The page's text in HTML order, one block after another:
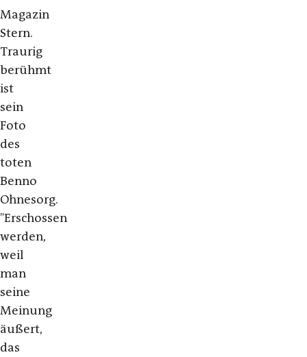
Magazin
Stern.
Traurig
berühmt
ist
sein
Foto
des
toten
Benno
Ohnesorg.
"Erschossen
werden,
weil
man
seine
Meinung
äußert,
das